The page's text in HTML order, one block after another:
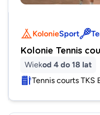
KolonieSport
Kolonie Tennis
Wiekod 4 do 18 lat
Tennis courts TKS